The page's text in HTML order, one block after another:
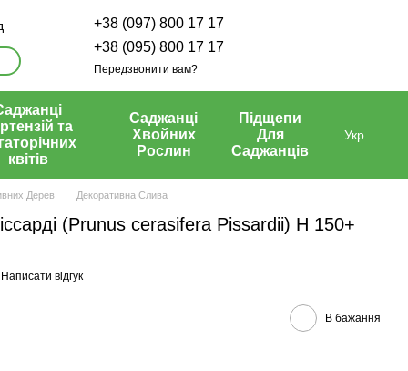
+38 (097) 800 17 17
+38 (095) 800 17 17
Передзвонити вам?
та
квітів
Саджанці
Хвойних
Рослин
Підщепи
Для
Саджанців
Укр
Дерев Декоративна Слива
(Prunus cerasifera Pissardii) H 150+
Написати відгук
В бажання